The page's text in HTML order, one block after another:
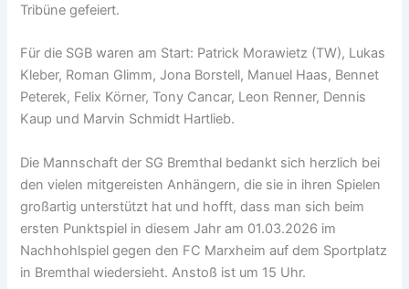
Tribüne gefeiert.
Für die SGB waren am Start: Patrick Morawietz (TW), Lukas
Kleber, Roman Glimm, Jona Borstell, Manuel Haas, Bennet
Peterek, Felix Körner, Tony Cancar, Leon Renner, Dennis
Kaup und Marvin Schmidt Hartlieb.
Die Mannschaft der SG Bremthal bedankt sich herzlich bei
den vielen mitgereisten Anhängern, die sie in ihren Spielen
großartig unterstützt hat und hofft, dass man sich beim
ersten Punktspiel in diesem Jahr am 01.03.2026 im
Nachhohlspiel gegen den FC Marxheim auf dem Sportplatz
in Bremthal wiedersieht. Anstoß ist um 15 Uhr.